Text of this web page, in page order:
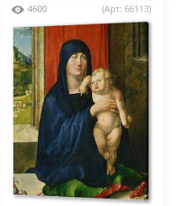
4600 (Арт: 66113)